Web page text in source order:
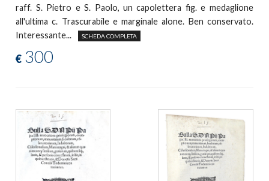
raff. S. Pietro e S. Paolo, un capolettera fig. e medaglione
all'ultima c. Trascurabile e marginale alone. Ben conservato.
Interessante...
SCHEDA COMPLETA
€ 300